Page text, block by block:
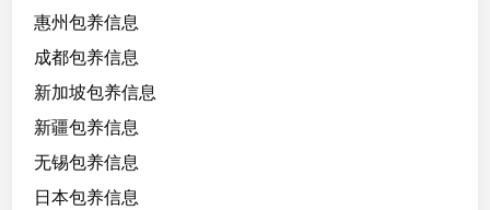
惠州包养信息
成都包养信息
新加坡包养信息
新疆包养信息
无锡包养信息
日本包养信息